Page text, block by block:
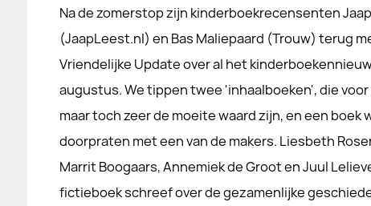
Na de zomerstop zijn kinderboekrecensenten
(JaapLeest.nl) en Bas Maliepaard (Trouw) terug
Vriendelijke Update over al het
augustus. We tippen twee 'inhaalboeken', die
maar toch zeer de moeite waard zijn, en een boek
doorpraten met een van de makers. Liesbeth
Marrit Boogaars, Annemiek de Groot en Juul
fictieboek schreef over de gezamenlijke